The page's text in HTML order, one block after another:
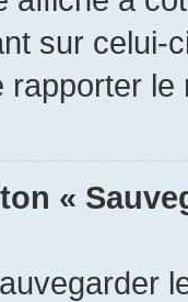
sur
rapporter le
«